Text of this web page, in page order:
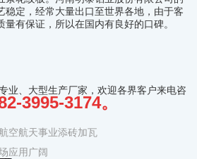
稳定，经常大量出口至世界各地，由于客
有保证，所以在国内有良好的口碑。
业、大型生产厂家，欢迎各界客户来电咨
3995-3174。
空航天事业添砖加瓦
应用广阔